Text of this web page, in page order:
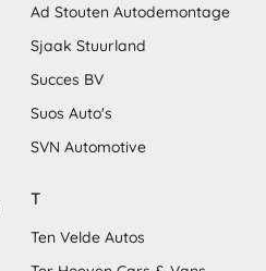
Ad Stouten Autodemontage
Sjaak Stuurland
Succes BV
Suos Auto's
SVN Automotive
T
Ten Velde Autos